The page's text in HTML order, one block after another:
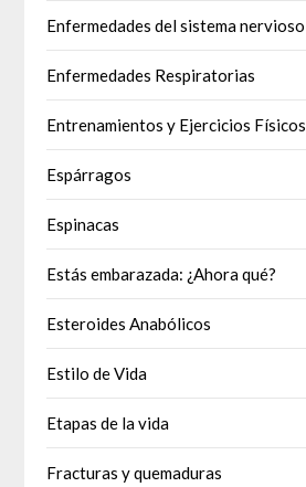
Enfermedades del sistema nervioso
Enfermedades Respiratorias
Entrenamientos y Ejercicios Físicos
Espárragos
Espinacas
Estás embarazada: ¿Ahora qué?
Esteroides Anabólicos
Estilo de Vida
Etapas de la vida
Fracturas y quemaduras